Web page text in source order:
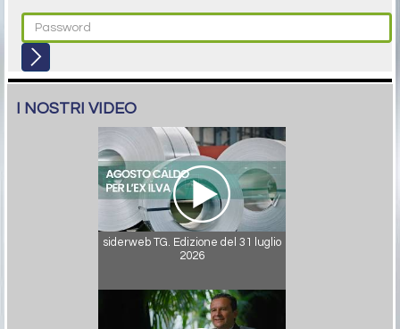
I NOSTRI VIDEO
siderweb TG. Edizione del 31 luglio
2026